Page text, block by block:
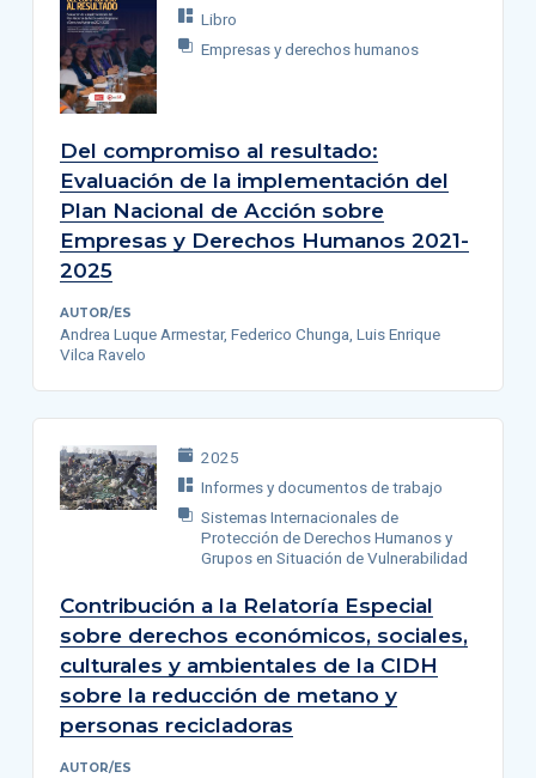
Libro
Empresas y derechos humanos
Del compromiso al resultado:
Evaluación de la implementación del
Plan Nacional de Acción sobre
Empresas y Derechos Humanos 2021-
2025
AUTOR/ES
Andrea Luque Armestar, Federico Chunga, Luis Enrique
Vilca Ravelo
2025
Informes y documentos de trabajo
Sistemas Internacionales de
Protección de Derechos Humanos y
Grupos en Situación de Vulnerabilidad
Contribución a la Relatoría Especial
sobre derechos económicos, sociales,
culturales y ambientales de la CIDH
sobre la reducción de metano y
personas recicladoras
AUTOR/ES